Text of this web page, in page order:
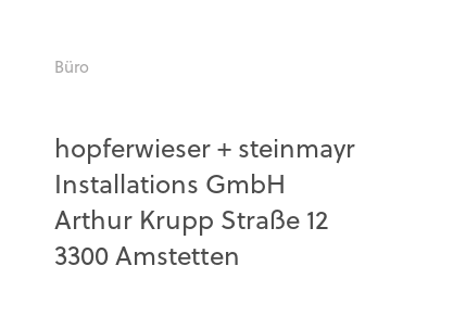
Büro
hopferwieser + steinmayr
Installations GmbH
Arthur Krupp Straße 12
3300 Amstetten